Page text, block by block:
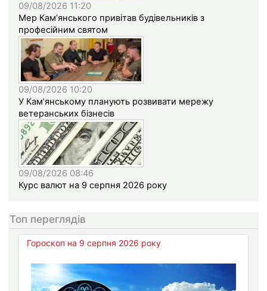
09/08/2026 11:20
Мер Кам’янського привітав будівельників з
професійним святом
09/08/2026 10:20
У Кам’янському планують розвивати мережу
ветеранських бізнесів
09/08/2026 08:46
Курс валют на 9 серпня 2026 року
Топ переглядів
Гороскоп на 9 серпня 2026 року